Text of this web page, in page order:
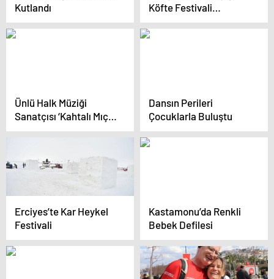
Kutlandı
Köfte Festivali
Coşkusu
Ünlü Halk Müziği
Sanatçısı ‘Kahtalı Mıçe’
Hayatını Kaybetti
Dansın Perileri
Çocuklarla Buluştu
Erciyes’te Kar Heykel
Festivali
Kastamonu’da Renkli
Bebek Defilesi